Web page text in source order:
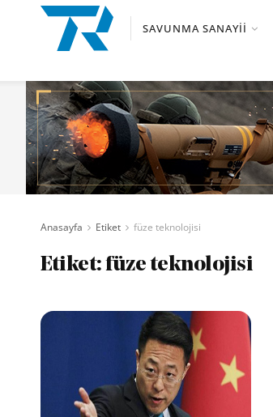
SAVUNMA SANAYII
Anasayfa Etiket füze teknolojisi
Etiket:füze teknolojisi